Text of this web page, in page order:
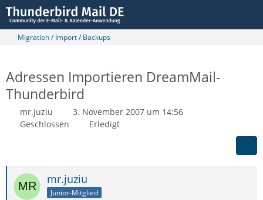
Migration / Import / Backups
Adressen Importieren DreamMail-
Thunderbird
mr.juziu
3. November 2007 um 14:56
Geschlossen
Erledigt
mr.juziu
Junior-Mitglied